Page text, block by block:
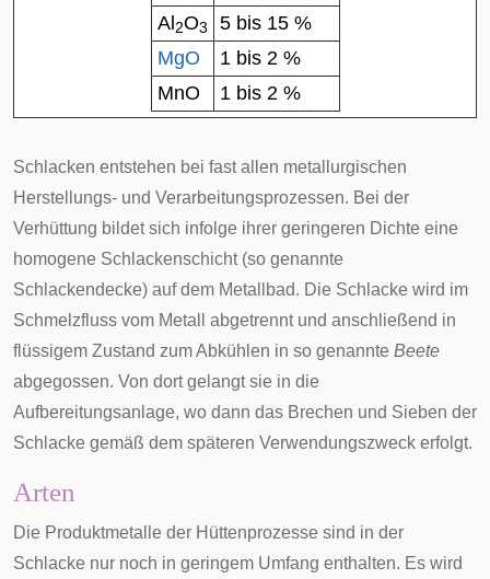
Al 2O3
5 bis 15 %
MgO
1 bis 2 %
MnO
1 bis 2 %
Schlacken entstehen bei fast allen metallurgischen
Herstellungs- und Verarbeitungsprozessen. Bei der
Verhüttung bildet sich infolge ihrer geringeren Dichte eine
homogene Schlackenschicht (so genannte
Schlackendecke) auf dem Metallbad. Die Schlacke wird im
Schmelzfluss vom Metall abgetrennt und anschließend in
flüssigem Zustand zum Abkühlen in so genannte Beete
abgegossen. Von dort gelangt sie in die
Aufbereitungsanlage, wo dann das Brechen und Sieben der
Schlacke gemäß dem späteren Verwendungszweck erfolgt.
Arten
Die Produktmetalle der Hüttenprozesse sind in der
Schlacke nur noch in geringem Umfang enthalten. Es wird